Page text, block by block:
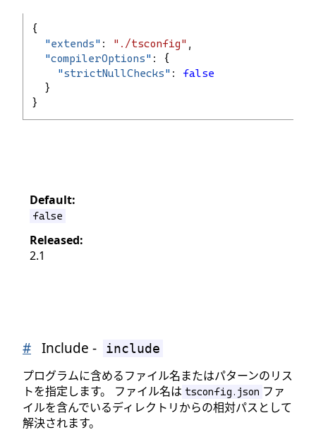
{
"extends" : "./tsconfig" ,
"compilerOptions" : {
"strictNullChecks" : false
  }
}
Default:
false
Released:
2.1
# Include - include
プログラムに含めるファイル名またはパターンのリス
トを指定します。 ファイル名は tsconfig.json ファ
イルを含んでいるディレクトリからの相対パスとして
解決されます。